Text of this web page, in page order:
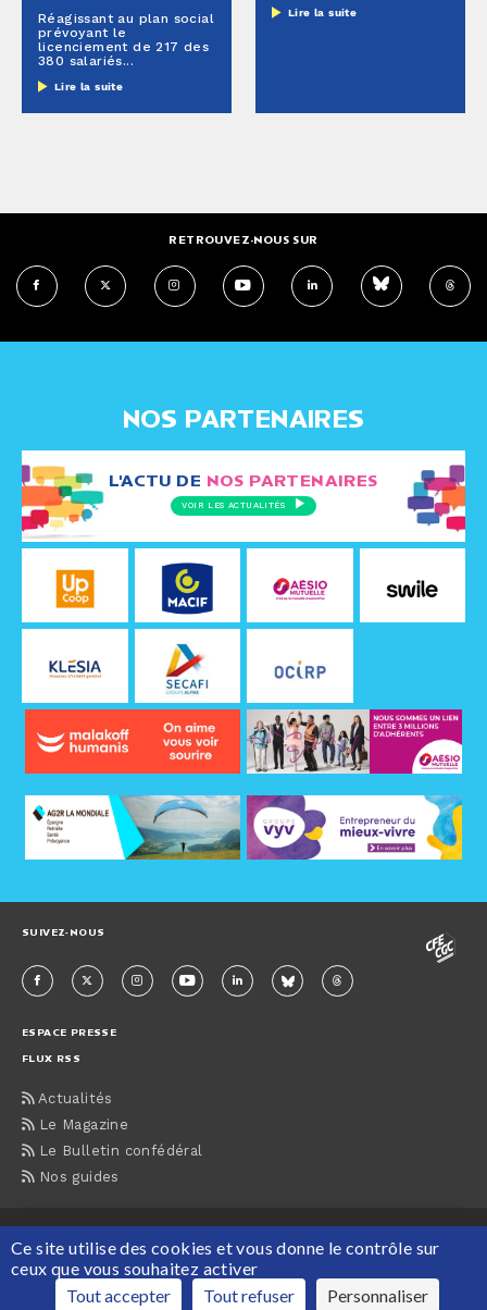
Réagissant au plan social
prévoyant le
licenciement de 217 des
380 salariés...
Lire la suite
Lire la suite
RETROUVEZ-NOUS SUR
NOS PARTENAIRES
L'ACTU DE NOS PARTENAIRES
VOIR LES ACTUALITÉS
SUIVEZ-NOUS
ESPACE PRESSE
FLUX RSS
Actualités
Le Magazine
Le Bulletin confédéral
Nos guides
PROTECTION DES DONNÉES PERSONNELLES
Maison de la CFE-CGC, 63 rue du Rocher, 75008 Paris Tél : 01 55 30 12 12
Ce site utilise des cookies et vous donne le contrôle sur
ceux que vous souhaitez activer
Tout accepter
Tout refuser Personnaliser